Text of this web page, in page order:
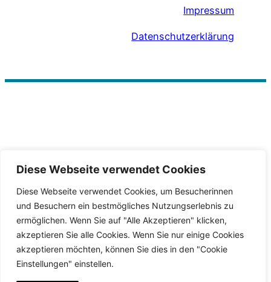
Diese Webseite verwendet Cookies
Diese Webseite verwendet Cookies, um Besucherinnen
und Besuchern ein bestmögliches Nutzungserlebnis zu
ermöglichen. Wenn Sie auf "Alle Akzeptieren" klicken,
akzeptieren Sie alle Cookies. Wenn Sie nur einige Cookies
akzeptieren möchten, können Sie dies in den "Cookie
Einstellungen" einstellen.
Impressum
Datenschutzerklärung